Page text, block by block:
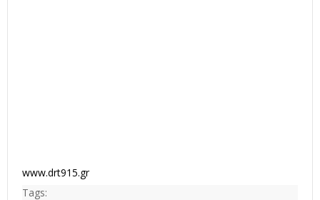
www.drt915.gr
Tags: